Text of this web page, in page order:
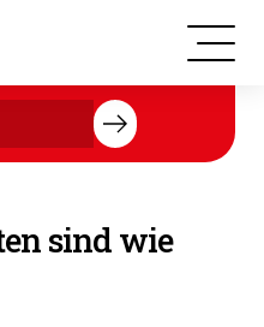
Erbil (Foto: ACN)
Spende helfen
sind wie